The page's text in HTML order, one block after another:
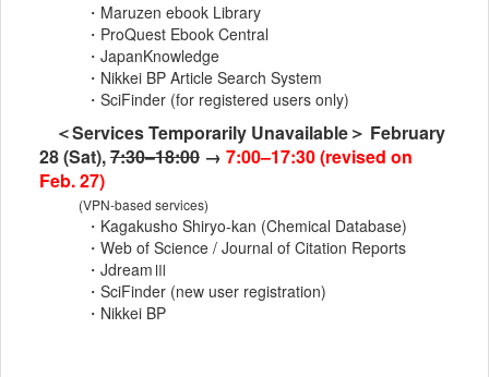
・Maruzen ebook Library
・ProQuest Ebook Central
・JapanKnowledge
・Nikkei BP Article Search System
・SciFinder (for registered users only)
＜Services Temporarily Unavailable＞ February
28 (Sat),7:30–18:00 → 7:00–17:30 (revised on
Feb. 27)
(VPN-based services)
・Kagakusho Shiryo-kan (Chemical Database)
・Web of Science / Journal of Citation Reports
・JdreamⅢ
・SciFinder (new user registration)
・Nikkei BP